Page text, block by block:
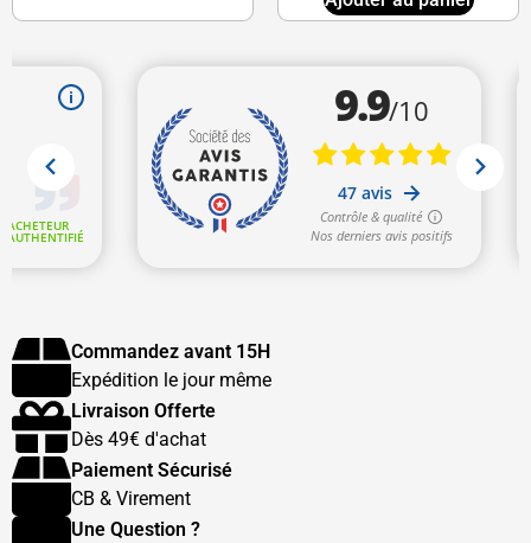
Commandez avant 15H
Expédition le jour même
Livraison Offerte
Dès 49€ d'achat
Paiement Sécurisé
CB & Virement
Une Question ?